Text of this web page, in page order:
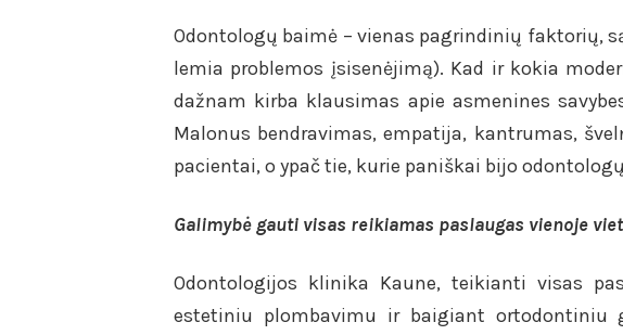
Odontologų baimė – vienas pagrindinių faktorių,
lemia problemos įsisenėjimą). Kad ir kokia
dažnam kirba klausimas apie asmenines
Malonus bendravimas, empatija, kantrumas,
pacientai, o ypač tie, kurie paniškai bijo
Galimybė gauti visas reikiamas paslaugas vienoje
Odontologijos klinika Kaune, teikianti visas
estetiniu plombavimu ir baigiant ortodontiniu